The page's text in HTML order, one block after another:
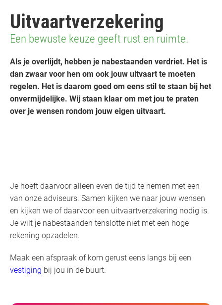
Uitvaartverzekering
Een bewuste keuze geeft rust en ruimte.
Als je overlijdt, hebben je nabestaanden verdriet. Het is
dan zwaar voor hen om ook jouw uitvaart te moeten
regelen. Het is daarom goed om eens stil te staan bij het
onvermijdelijke. Wij staan klaar om met jou te praten
over je wensen rondom jouw eigen uitvaart.
Je hoeft daarvoor alleen even de tijd te nemen met een
van onze adviseurs. Samen kijken we naar jouw wensen
en kijken we of daarvoor een uitvaartverzekering nodig is.
Je wilt je nabestaanden tenslotte niet met een hoge
rekening opzadelen.
Maak een afspraak of kom gerust eens langs bij een
vestiging bij jou in de buurt.